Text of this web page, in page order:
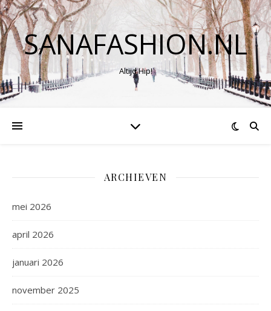
SANAFASHION.NL
Altijd Hip!
ARCHIEVEN
mei 2026
april 2026
januari 2026
november 2025